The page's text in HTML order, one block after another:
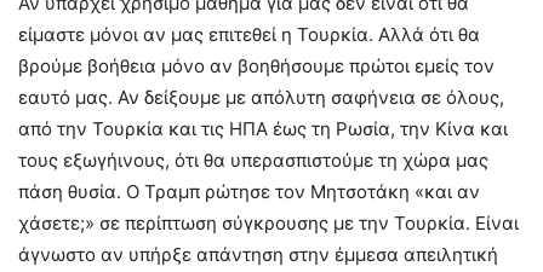
είμαστε μόνοι αν μας επιτεθεί η Τουρκία. Αλλά ότι θα
βρούμε βοήθεια μόνο αν βοηθήσουμε πρώτοι εμείς τον
εαυτό μας. Αν δείξουμε με απόλυτη σαφήνεια σε όλους,
από την Τουρκία και τις ΗΠΑ έως τη Ρωσία, την Κίνα και
τους εξωγήινους, ότι θα υπερασπιστούμε τη χώρα μας
πάση θυσία. Ο Τραμπ ρώτησε τον Μητσοτάκη «και αν
χάσετε;» σε περίπτωση σύγκρουσης με την Τουρκία. Είναι
άγνωστο αν υπήρξε απάντηση στην έμμεσα απειλητική